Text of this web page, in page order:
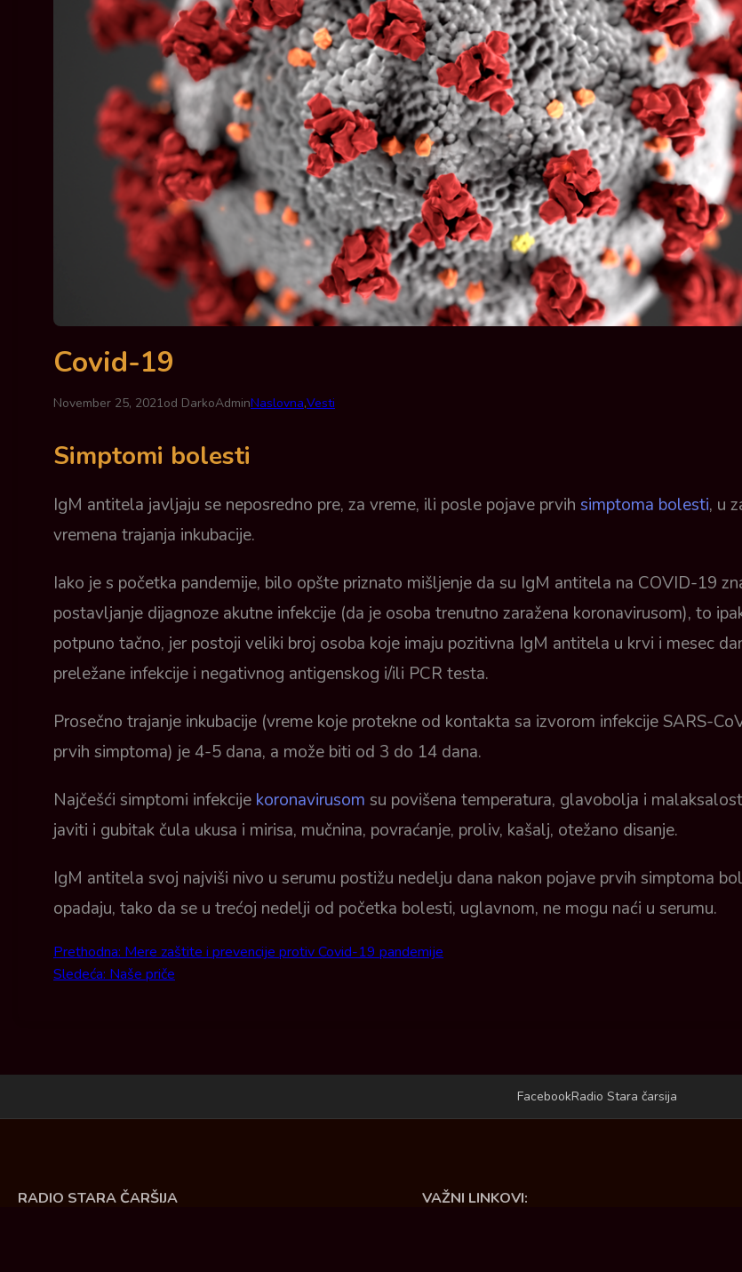
Covid-19
November 25, 2021od DarkoAdminNaslovna,Vesti
Simptomi bolesti
IgM antitela javljaju se neposredno pre, za vreme, ili posle pojave prvih simptoma bolesti, u
vremena trajanja inkubacije.
Iako je s početka pandemije, bilo opšte priznato mišljenje da su IgM antitela na COVID-19
postavljanje dijagnoze akutne infekcije (da je osoba trenutno zaražena koronavirusom), to
potpuno tačno, jer postoji veliki broj osoba koje imaju pozitivna IgM antitela u krvi i mesec
preležane infekcije i negativnog antigenskog i/ili PCR testa.
Prosečno trajanje inkubacije (vreme koje protekne od kontakta sa izvorom infekcije SARS-
prvih simptoma) je 4-5 dana, a može biti od 3 do 14 dana.
Najčešći simptomi infekcije koronavirusom su povišena temperatura, glavobolja i
javiti i gubitak čula ukusa i mirisa, mučnina, povraćanje, proliv, kašalj, otežano disanje.
IgM antitela svoj najviši nivo u serumu postižu nedelju dana nakon pojave prvih simptoma
opadaju, tako da se u trećoj nedelji od početka bolesti, uglavnom, ne mogu naći u serumu.
Post navigation
Prethodna: Mere zaštite i prevencije protiv Covid-19 pandemije
Sledeća: Naše priče
FacebookRadio Stara čarsija
RADIO STARA ČARŠIJA
VAŽNI LINKOVI: